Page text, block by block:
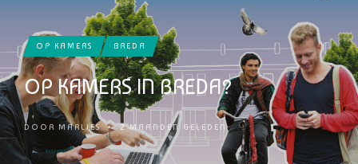
OP KAMERS BREDA
OP KAMERS IN BREDA?
DOOR MARLIES •2 MAANDEN GELEDEN